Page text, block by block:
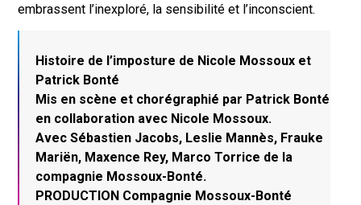
embrassent l’inexploré, la sensibilité et l’inconscient.
Histoire de l’imposture de Nicole Mossoux et
Patrick Bonté
Mis en scène et chorégraphié par Patrick Bonté
en collaboration avec Nicole Mossoux.
Avec Sébastien Jacobs, Leslie Mannès, Frauke
Mariën, Maxence Rey, Marco Torrice de la
compagnie Mossoux-Bonté.
PRODUCTION Compagnie Mossoux-Bonté